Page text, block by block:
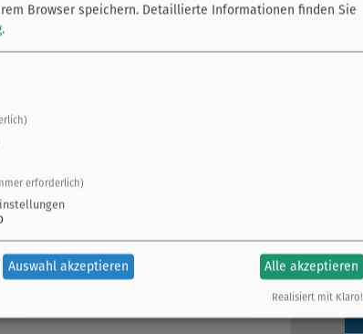
Browser speichern. Detaillierte Informationen finden Sie
.
erforderlich)
Auswahl akzeptieren Alle akzeptieren
Realisiert mit Klaro!